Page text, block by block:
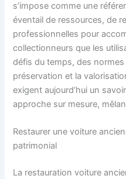
s’impose comme une
éventail de ressources, de
professionnelles pour
collectionneurs que les
défis du temps, des
préservation et la
exigent aujourd’hui un
approche sur mesure,
Restaurer une voiture
patrimonial
La restauration voiture